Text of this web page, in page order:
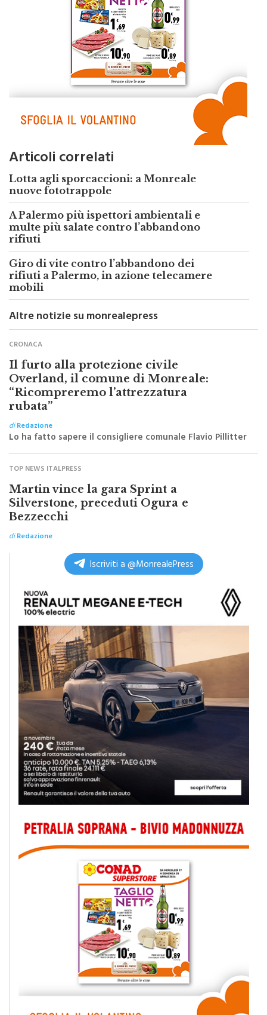
Articoli correlati
Lotta agli sporcaccioni: a Monreale
nuove fototrappole
A Palermo più ispettori ambientali e
multe più salate contro l’abbandono
rifiuti
Giro di vite contro l’abbandono dei
rifiuti a Palermo, in azione telecamere
mobili
Altre notizie su monrealepress
CRONACA
Il furto alla protezione civile
Overland, il comune di Monreale:
“Ricompreremo l’attrezzatura
rubata”
diRedazione
Lo ha fatto sapere il consigliere comunale Flavio Pillitter
TOP NEWS ITALPRESS
Martin vince la gara Sprint a
Silverstone, preceduti Ogura e
Bezzecchi
di